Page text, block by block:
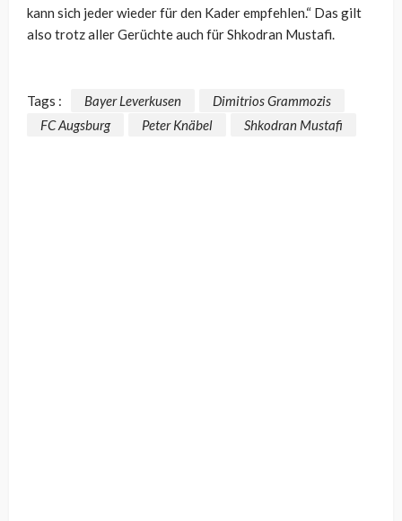
kann sich jeder wieder für den Kader empfehlen.“ Das gilt
also trotz aller Gerüchte auch für Shkodran Mustafi.
Tags : Bayer Leverkusen
Dimitrios Grammozis
FC Augsburg
Peter Knäbel Shkodran Mustafi